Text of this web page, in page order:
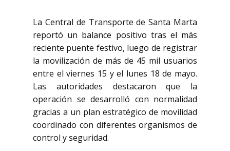
La Central de Transporte de Santa Marta
reportó un balance positivo tras el más
reciente puente festivo, luego de registrar
la movilización de más de 45 mil usuarios
entre el viernes 15 y el lunes 18 de mayo.
Las autoridades destacaron que la
operación se desarrolló con normalidad
gracias a un plan estratégico de movilidad
coordinado con diferentes organismos de
control y seguridad.